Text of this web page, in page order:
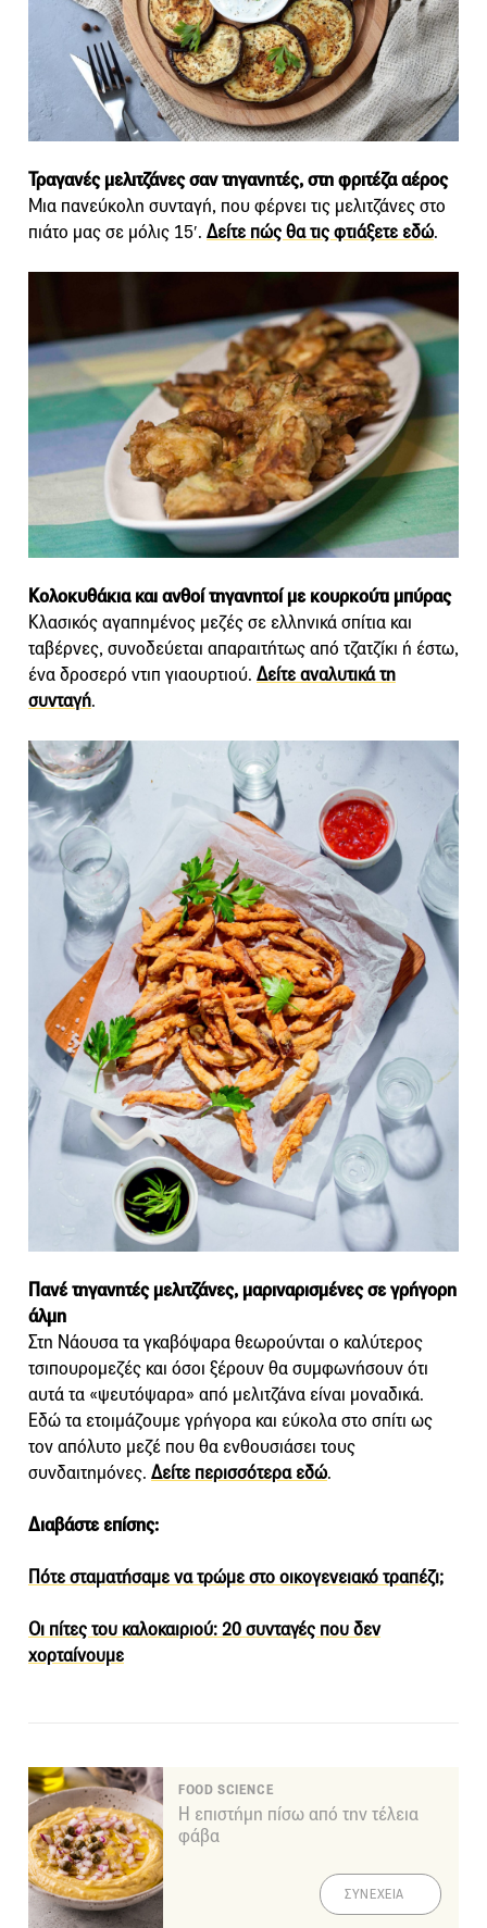
Τραγανές μελιτζάνες σαν τηγανητές, στη φριτέζα αέρος
Mια πανεύκολη συνταγή, που φέρνει τις μελιτζάνες στο
πιάτο μας σε μόλις 15′. Δείτε πώς θα τις φτιάξετε εδώ.
Κολοκυθάκια και ανθοί τηγανητοί με κουρκούτι μπύρας
Κλασικός αγαπημένος μεζές σε ελληνικά σπίτια και
ταβέρνες, συνοδεύεται απαραιτήτως από τζατζίκι ή έστω,
ένα δροσερό ντιπ γιαουρτιού. Δείτε αναλυτικά τη
συνταγή.
Πανέ τηγανητές μελιτζάνες, μαριναρισμένες σε γρήγορη
άλμη
Στη Νάουσα τα γκαβόψαρα θεωρούνται ο καλύτερος
τσιπουρομεζές και όσοι ξέρουν θα συμφωνήσουν ότι
αυτά τα «ψευτόψαρα» από μελιτζάνα είναι μοναδικά.
Εδώ τα ετοιμάζουμε γρήγορα και εύκολα στο σπίτι ως
τον απόλυτο μεζέ που θα ενθουσιάσει τους
συνδαιτημόνες. Δείτε περισσότερα εδώ.
Διαβάστε επίσης:
Πότε σταματήσαμε να τρώμε στο οικογενειακό τραπέζι;
Οι πίτες του καλοκαιριού: 20 συνταγές που δεν
χορταίνουμε
FOOD SCIENCE
Η επιστήμη πίσω από την τέλεια
φάβα
ΣΥΝΕΧΕΙΑ